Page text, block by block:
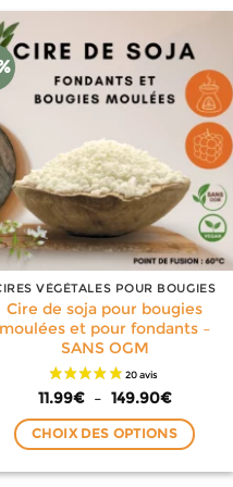
plusieurs
variations.
Les
peuvent
être
choisies
sur
la
du
produit
VÉGÉTALES POUR BOUGIES
Cire de soja pour bougies
et pour fondants –
SANS OGM
11.99€ – 149.90€Plage
prix :
11.99€
149.90€
CHOIX DES OPTIONS